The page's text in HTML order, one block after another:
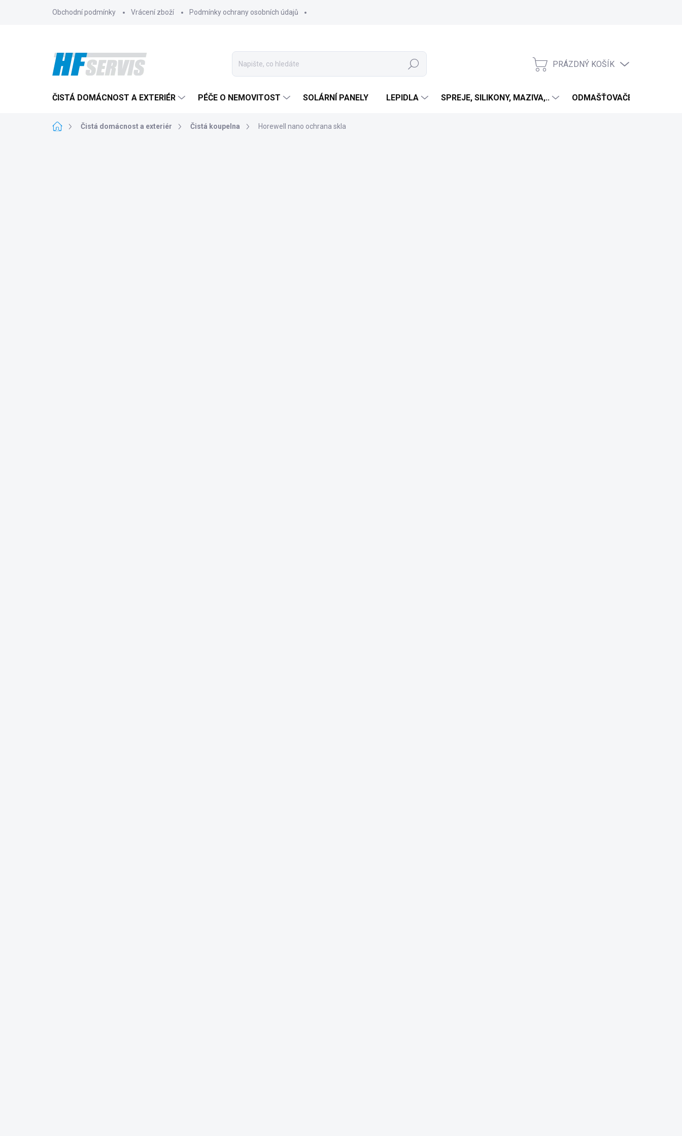
Obchodní podmínky Vrácení zboží Podmínky ochrany osobních údajů
Hledat
NÁKUPNÍ
PRÁZDNÝ KOŠÍK
ČISTÁ DOMÁCNOST A EXTERIÉR PÉČE O NEMOVITOST SOLÁRNÍ PANELY LEPIDLA SPREJE, SILIKONY, MAZIVA,.. ODMAŠŤOVAČE
DomůČistá domácnost a exteriér Čistá koupelna Horewell nano ochrana skla